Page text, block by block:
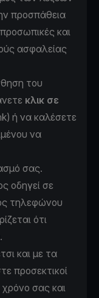
προσπάθεια
και
ασφαλείας
του
κλικ σε
ή να καλέσετε
να
σας.
οδηγεί σε
τηλεφώνου
ότι
και με τα
προσεκτικοί
σας και